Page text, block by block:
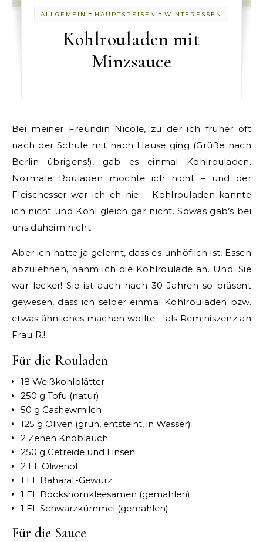
ALLGEMEIN - HAUPTSPEISEN -WINTERESSEN
Kohlrouladen mit
Minzsauce
Bei meiner Freundin Nicole, zu der ich früher oft
nach der Schule mit nach Hause ging (Grüße nach
Berlin übrigens!), gab es einmal Kohlrouladen.
Normale Rouladen mochte ich nicht – und der
Fleischesser war ich eh nie – Kohlrouladen kannte
ich nicht und Kohl gleich gar nicht. Sowas gab’s bei
uns daheim nicht.
Aber ich hatte ja gelernt, dass es unhöflich ist, Essen
abzulehnen, nahm ich die Kohlroulade an. Und: Sie
war lecker! Sie ist auch nach 30 Jahren so präsent
gewesen, dass ich selber einmal Kohlrouladen bzw.
etwas ähnliches machen wollte – als Reminiszenz an
Frau R.!
Für die Rouladen
18 Weißkohlblätter
250 g Tofu (natur)
50 g Cashewmilch
125 g Oliven (grün, entsteint, in Wasser)
2 Zehen Knoblauch
250 g Getreide und Linsen
2 EL Olivenöl
1 EL Baharat-Gewürz
1 EL Bockshornkleesamen (gemahlen)
1 EL Schwarzkümmel (gemahlen)
Für die Sauce